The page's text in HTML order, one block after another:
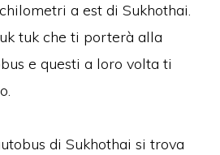
a est di Sukhothai.
tuk che ti porterà alla
e questi a loro volta ti
di Sukhothai si trova